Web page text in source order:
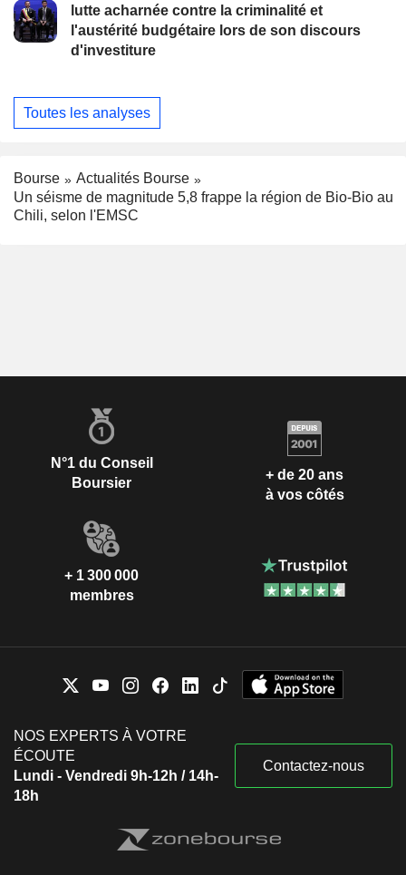
lutte acharnée contre la criminalité et
l'austérité budgétaire lors de son discours
d'investiture
Toutes les analyses
Bourse
Actualités Bourse
Un séisme de magnitude 5,8 frappe la région de Bio-Bio au
Chili, selon l'EMSC
N°1 du Conseil
Boursier
+ de 20 ans
à vos côtés
+ 1 300 000
membres
NOS EXPERTS À VOTRE
ÉCOUTE
Lundi - Vendredi 9h-12h / 14h-
18h
Contactez-nous